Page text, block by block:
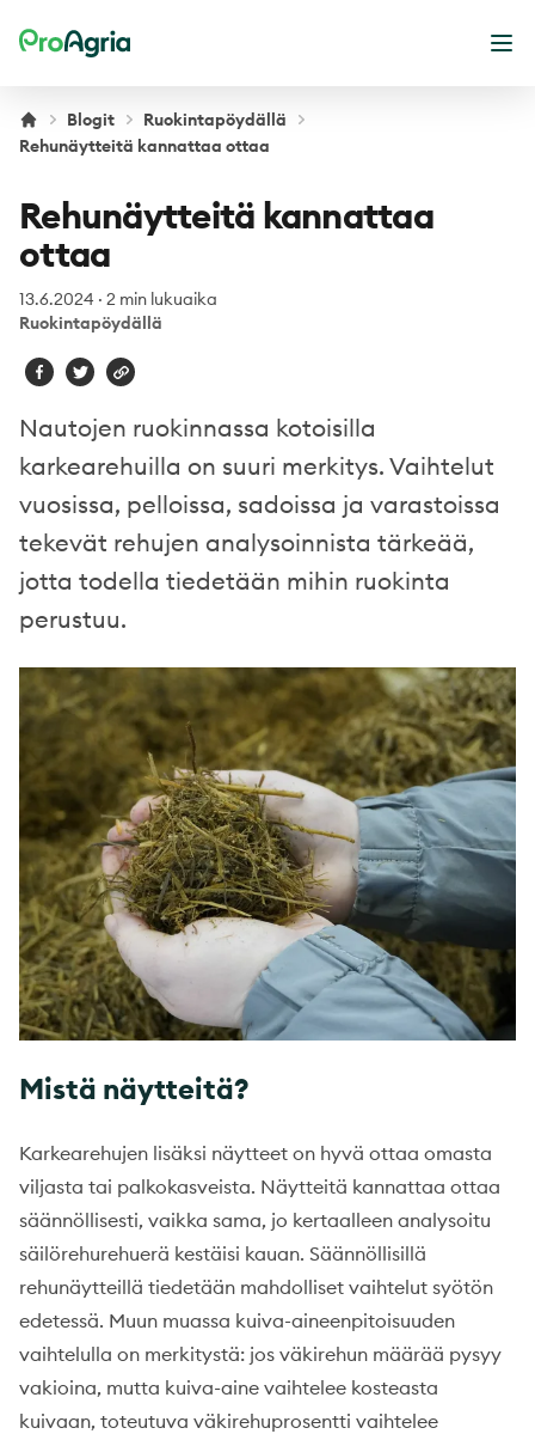
ProAgria
Blogit
Ruokintapöydällä
Rehunäytteitä kannattaa ottaa
Rehunäytteitä kannattaa
ottaa
13.6.2024 · 2 min lukuaika
Ruokintapöydällä
Nautojen ruokinnassa kotoisilla
karkearehuilla on suuri merkitys. Vaihtelut
vuosissa, pelloissa, sadoissa ja varastoissa
tekevät rehujen analysoinnista tärkeää,
jotta todella tiedetään mihin ruokinta
perustuu.
Mistä näytteitä?
Karkearehujen lisäksi näytteet on hyvä ottaa omasta
viljasta tai palkokasveista. Näytteitä kannattaa ottaa
säännöllisesti, vaikka sama, jo kertaalleen analysoitu
säilörehurehuerä kestäisi kauan. Säännöllisillä
rehunäytteillä tiedetään mahdolliset vaihtelut syötön
edetessä. Muun muassa kuiva-aineenpitoisuuden
vaihtelulla on merkitystä: jos väkirehun määrää pysyy
vakioina, mutta kuiva-aine vaihtelee kosteasta
kuivaan, toteutuva väkirehuprosentti vaihtelee